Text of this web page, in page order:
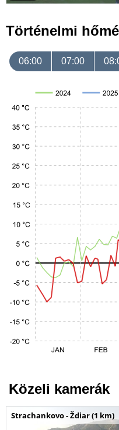
Történelmi
06:00 07:00
Közeli kamerák
Strachankovo - Ždiar (1 km)